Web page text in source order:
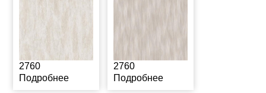
2760
Подробнее
2760
Подробнее